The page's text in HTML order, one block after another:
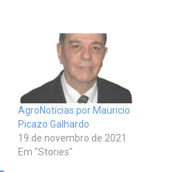
AgroNotícias por Mauricio
Picazo Galhardo
19 de novembro de 2021
Em "Stories"